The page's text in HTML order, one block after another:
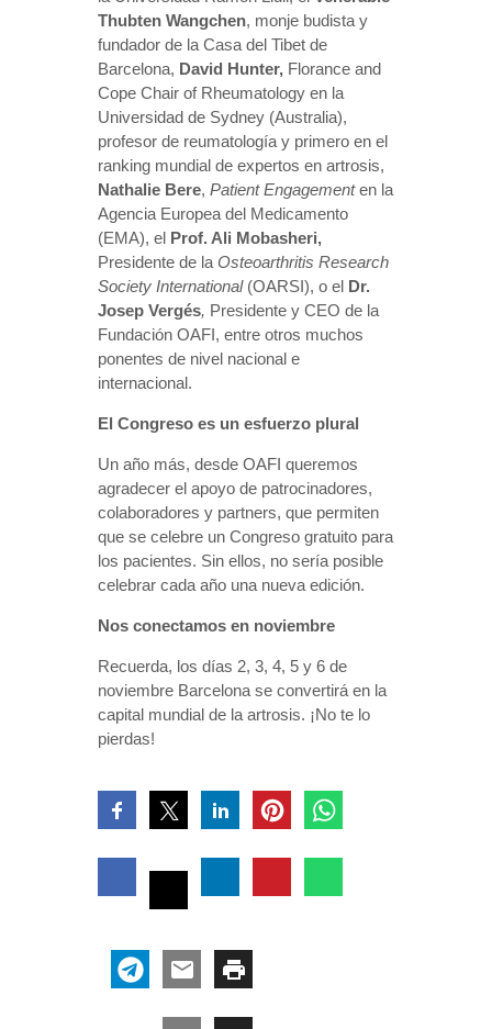
Thubten Wangchen, monje budista y
fundador de la Casa del Tibet de
Barcelona, David Hunter, Florance and
Cope Chair of Rheumatology en la
Universidad de Sydney (Australia),
profesor de reumatología y primero en el
ranking mundial de expertos en artrosis,
Nathalie Bere, Patient Engagementen la
Agencia Europea del Medicamento
(EMA), el Prof. Ali Mobasheri,
Presidente de la Osteoarthritis Research
Society International(OARSI), o el Dr.
Josep Vergés, Presidente y CEO de la
Fundación OAFI, entre otros muchos
ponentes de nivel nacional e
internacional.
El Congreso es un esfuerzo plural
Un año más, desde OAFI queremos
agradecer el apoyo de patrocinadores,
colaboradores y partners, que permiten
que se celebre un Congreso gratuito para
los pacientes. Sin ellos, no sería posible
celebrar cada año una nueva edición.
Nos conectamos en noviembre
Recuerda, los días 2, 3, 4, 5 y 6 de
noviembre Barcelona se convertirá en la
capital mundial de la artrosis. ¡No te lo
pierdas!